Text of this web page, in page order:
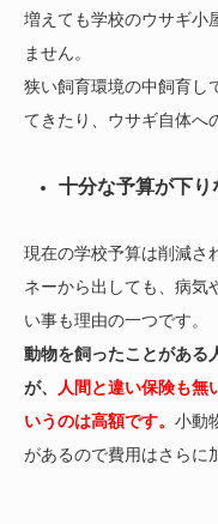
増えても学校のウサギ小
ません。
狭い飼育環境の中飼育し
てきたり、ウサギ自体へ
十分な予算が下り
現在の学校予算は削減さ
ネーから出しても、病気
い事も理由の一つです。
動物を飼ったことがある
が、
人間と違い保険も無
いうのは高額です。 小動
があるので費用はさらに